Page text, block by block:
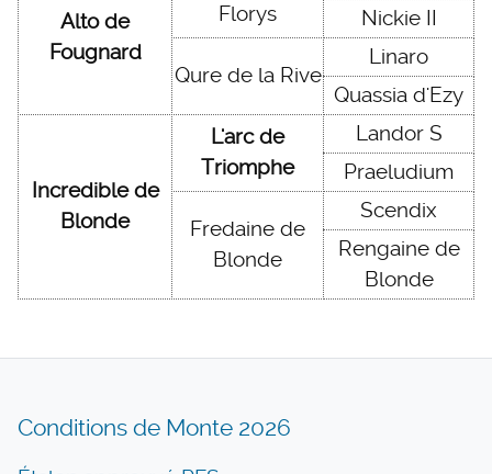
Alto de
Fougnard
Florys
Nickie II
Qure de la Rive
Linaro
Quassia d'Ezy
Incredible de
Blonde
L'arc de
Triomphe
Landor S
Praeludium
Fredaine de
Blonde
Scendix
Rengaine de
Blonde
Conditions de Monte 2026